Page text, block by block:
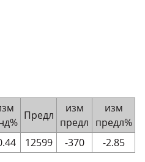
Предл
изм
предл
изм
предл%
12599 -370 -2.85